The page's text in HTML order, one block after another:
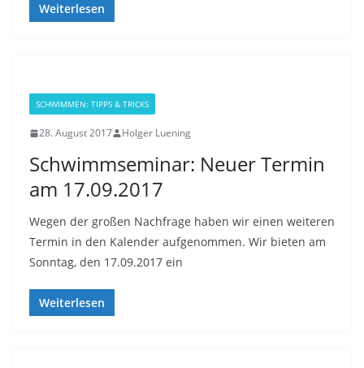
Weiterlesen
SCHWIMMEN: TIPPS & TRICKS
28. August 2017 Holger Luening
Schwimmseminar: Neuer Termin
am 17.09.2017
Wegen der großen Nachfrage haben wir einen weiteren
Termin in den Kalender aufgenommen. Wir bieten am
Sonntag, den 17.09.2017 ein
Weiterlesen